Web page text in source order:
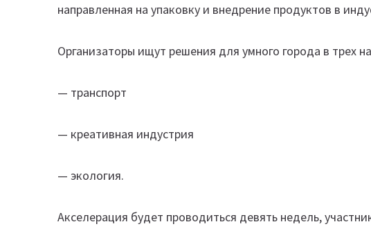
направленная на упаковку и внедрение продуктов в
Организаторы ищут решения для умного города в трех
— транспорт
— креативная индустрия
— экология.
Акселерация будет проводиться девять недель,